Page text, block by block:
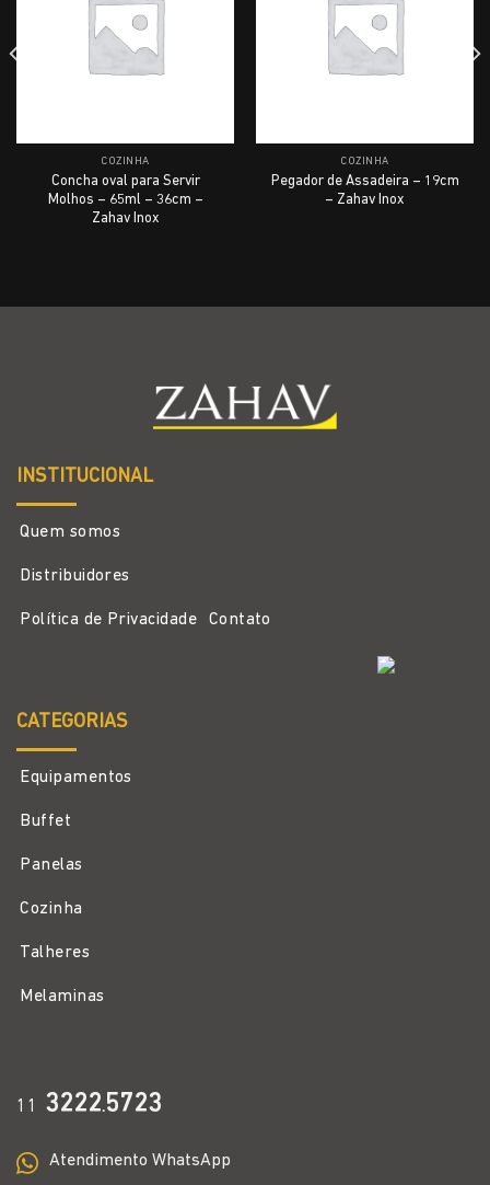
COZINHA
Concha oval para Servir
Molhos – 65ml – 36cm –
Zahav Inox
COZINHA
Pegador de Assadeira – 19cm
– Zahav Inox
INSTITUCIONAL
Quem somos
Distribuidores
Política de Privacidade Contato
CATEGORIAS
Equipamentos
Buffet
Panelas
Cozinha
Talheres
Melaminas
11 3222.5723
Atendimento WhatsApp